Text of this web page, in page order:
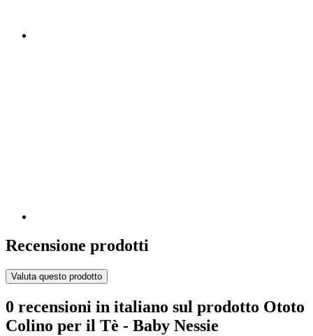
Recensione prodotti
Valuta questo prodotto
0 recensioni in italiano sul prodotto Ototo
Colino per il Tè - Baby Nessie